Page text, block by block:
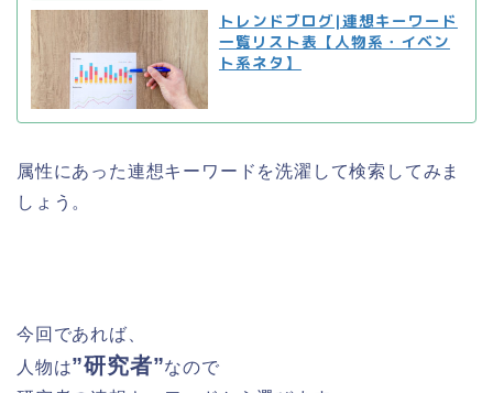
トレンドブログ|連想キーワード
一覧リスト表【人物系・イベン
ト系ネタ】
属性にあった連想キーワードを洗濯して検索してみま
しょう。
今回であれば、
人物は”研究者”なので